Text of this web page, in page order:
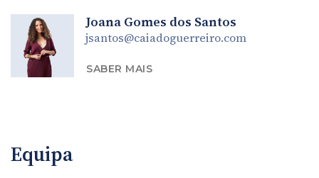
Joana Gomes dos Santos
jsantos@caiadoguerreiro.com
SABER MAIS
Equipa